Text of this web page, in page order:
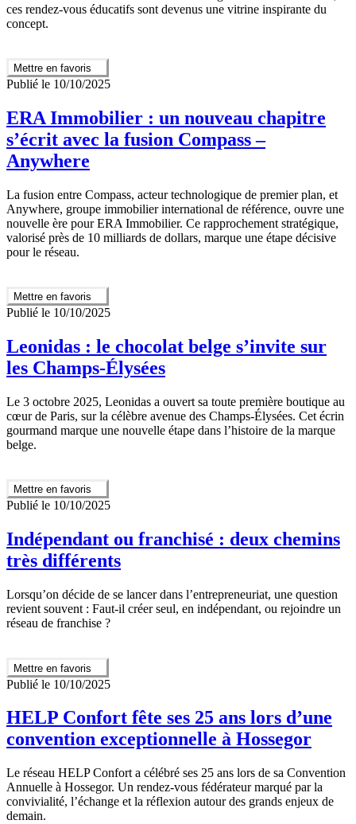
ces rendez-vous éducatifs sont devenus une vitrine inspirante du
concept.
Mettre en favoris
Publié le 10/10/2025
ERA Immobilier : un nouveau chapitre
s’écrit avec la fusion Compass –
Anywhere
La fusion entre Compass, acteur technologique de premier plan, et
Anywhere, groupe immobilier international de référence, ouvre une
nouvelle ère pour ERA Immobilier. Ce rapprochement stratégique,
valorisé près de 10 milliards de dollars, marque une étape décisive
pour le réseau.
Mettre en favoris
Publié le 10/10/2025
Leonidas : le chocolat belge s’invite sur
les Champs-Élysées
Le 3 octobre 2025, Leonidas a ouvert sa toute première boutique au
cœur de Paris, sur la célèbre avenue des Champs-Élysées. Cet écrin
gourmand marque une nouvelle étape dans l’histoire de la marque
belge.
Mettre en favoris
Publié le 10/10/2025
Indépendant ou franchisé : deux chemins
très différents
Lorsqu’on décide de se lancer dans l’entrepreneuriat, une question
revient souvent : Faut-il créer seul, en indépendant, ou rejoindre un
réseau de franchise ?
Mettre en favoris
Publié le 10/10/2025
HELP Confort fête ses 25 ans lors d’une
convention exceptionnelle à Hossegor
Le réseau HELP Confort a célébré ses 25 ans lors de sa Convention
Annuelle à Hossegor. Un rendez-vous fédérateur marqué par la
convivialité, l’échange et la réflexion autour des grands enjeux de
demain.